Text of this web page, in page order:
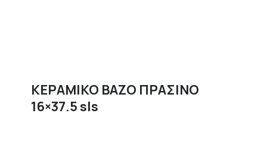
ΚΕΡΑΜΙΚΟ ΒΑΖΟ ΠΡΑΣΙΝΟ
16×37.5 sls